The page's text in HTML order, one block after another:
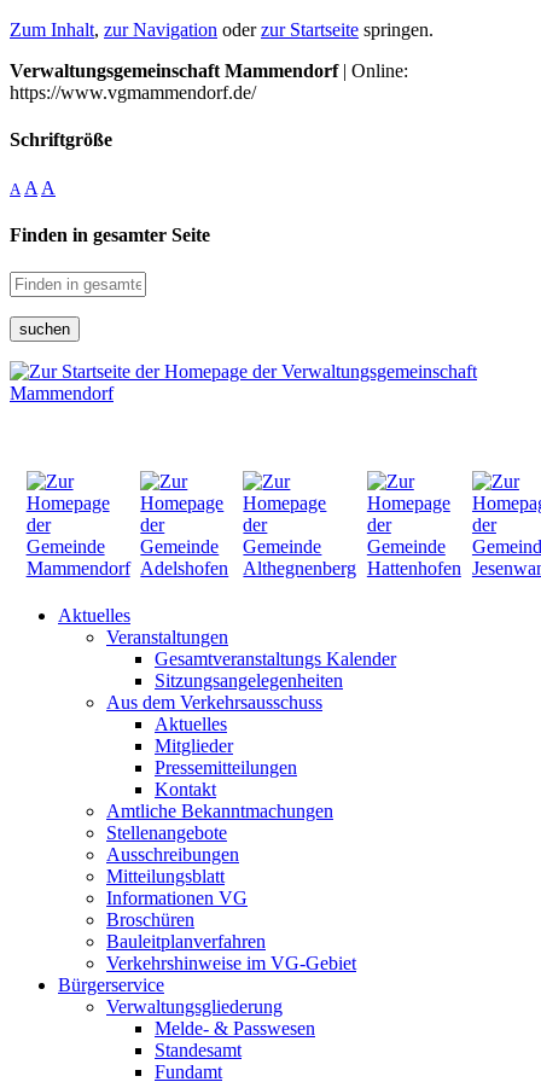
Zum Inhalt, zur Navigation oderzur Startseite springen.
Verwaltungsgemeinschaft Mammendorf| Online:
https://www.vgmammendorf.de/
Schriftgröße
A A A
Finden in gesamter Seite
suchen
Aktuelles
Veranstaltungen
Gesamtveranstaltungs Kalender
Sitzungsangelegenheiten
Aus dem Verkehrsausschuss
Aktuelles
Mitglieder
Pressemitteilungen
Kontakt
Amtliche Bekanntmachungen
Stellenangebote
Ausschreibungen
Mitteilungsblatt
Informationen VG
Broschüren
Bauleitplanverfahren
Verkehrshinweise im VG-Gebiet
Bürgerservice
Verwaltungsgliederung
Melde- & Passwesen
Standesamt
Fundamt